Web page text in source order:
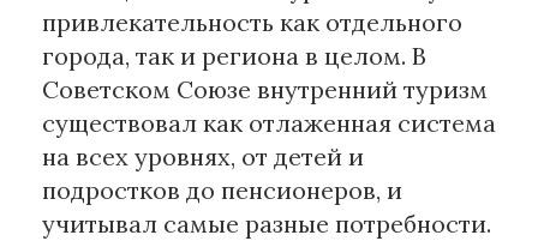
привлекательность как отдельного
города, так и региона в целом. В
Советском Союзе внутренний туризм
существовал как отлаженная система
на всех уровнях, от детей и
подростков до пенсионеров, и
учитывал самые разные потребности.